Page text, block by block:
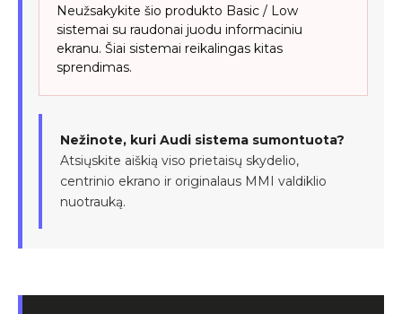
Neužsakykite šio produkto Basic / Low
sistemai su raudonai juodu informaciniu
ekranu. Šiai sistemai reikalingas kitas
sprendimas.
Nežinote, kuri Audi sistema sumontuota?
Atsiųskite aiškią viso prietaisų skydelio,
centrinio ekrano ir originalaus MMI valdiklio
nuotrauką.